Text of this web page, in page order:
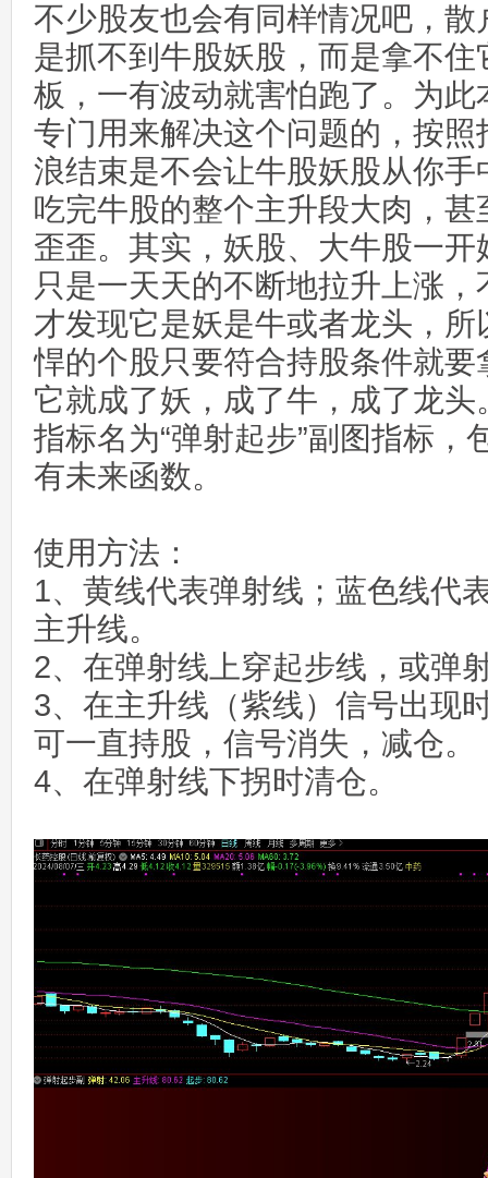
不少股友也会有同样情况吧，
是抓不到牛股妖股，而是拿不
板，一有波动就害怕跑了。为
专门用来解决这个问题的，按
浪结束是不会让牛股妖股从你
吃完牛股的整个主升段大肉，
歪歪。其实，妖股、大牛股一
只是一天天的不断地拉升上涨
才发现它是妖是牛或者龙头，
悍的个股只要符合持股条件就
它就成了妖，成了牛，成了龙头
指标名为“弹射起步”副图指标，
有未来函数。
使用方法：
1、黄线代表弹射线；蓝色线代
主升线。
2、在弹射线上穿起步线，或弹
3、在主升线（紫线）信号出现
可一直持股，信号消失，减仓。
4、在弹射线下拐时清仓。